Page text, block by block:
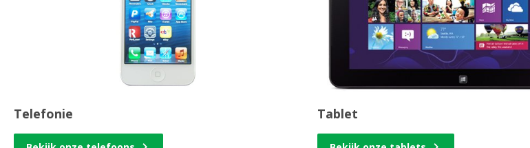
Telefonie Tablet